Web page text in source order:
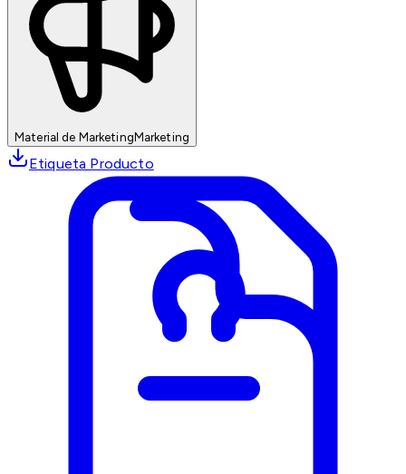
Material de MarketingMarketing
Etiqueta Producto